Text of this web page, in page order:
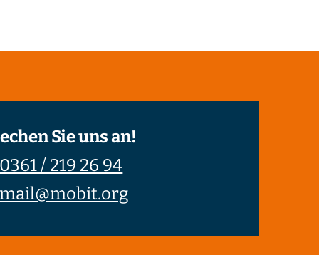
Sie uns an!
0361 / 219 26 94
mail@mobit.org